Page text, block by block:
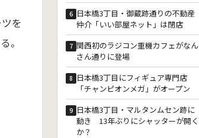
を
。
6 日本橋3丁目・御蔵跡通りの不動産
仲介「いい部屋ネット」は閉店
7 関西初のラジコン重機カフェがなん
さん通りに登場
8 日本橋3丁目にフィギュア専門店
「チャンピオンメガ」がオープン
9 日本橋3丁目・マルタンムセン跡に
動き 13年ぶりにシャッターが開く
か？